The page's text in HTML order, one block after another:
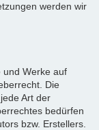
werden wir
und Werke auf
Die
Art der
bedürfen
bzw. Erstellers.